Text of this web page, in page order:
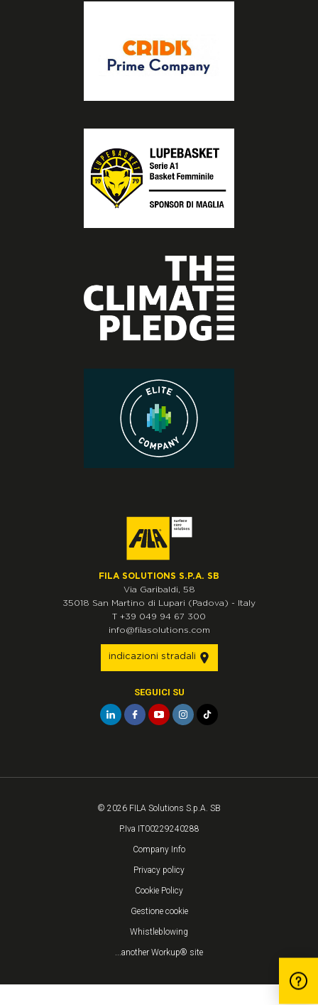
FILA SOLUTIONS S.P.A. SB
Via Garibaldi, 58
35018 San Martino di Lupari (Padova) - Italy
T +39 049 94 67 300
info@filasolutions.com
indicazioni stradali
SEGUICI SU
© 2026 FILA Solutions S.p.A. SB
P.Iva IT00229240288
Company Info
Privacy policy
Cookie Policy
Gestione cookie
Whistleblowing
...another Workup® site